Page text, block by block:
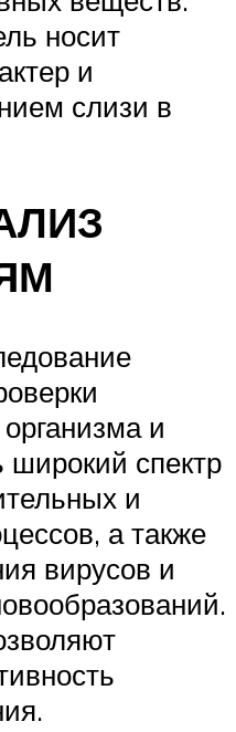
носит
и
слизи в
и
широкий спектр
и
а также
вирусов и